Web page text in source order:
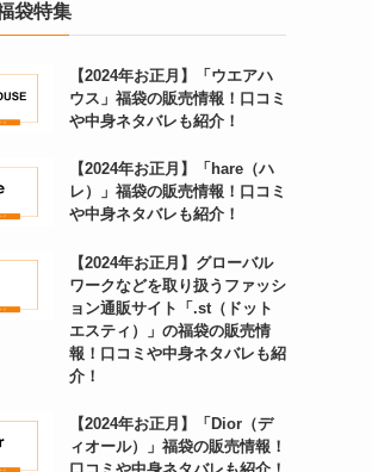
袋特集
【2024年お正月】「ウエアハ
ウス」福袋の販売情報！口コミ
や中身ネタバレも紹介！
【2024年お正月】「hare（ハ
レ）」福袋の販売情報！口コミ
や中身ネタバレも紹介！
【2024年お正月】グローバル
ワークなどを取り扱うファッシ
ョン通販サイト「.st（ドット
エスティ）」の福袋の販売情
報！口コミや中身ネタバレも紹
介！
【2024年お正月】「Dior（デ
ィオール）」福袋の販売情報！